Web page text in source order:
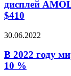
чип
Snapdragon
дисплей
с
частотой
дисплей
$410
В
году
мировой
рынок
30.06.2022
В 2022 году
10 %